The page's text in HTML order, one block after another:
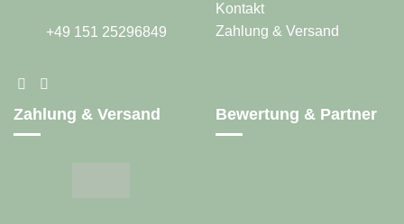
+49 151 25296849
Kontakt
Zahlung & Versand
Zahlung & Versand Bewertung & Partner